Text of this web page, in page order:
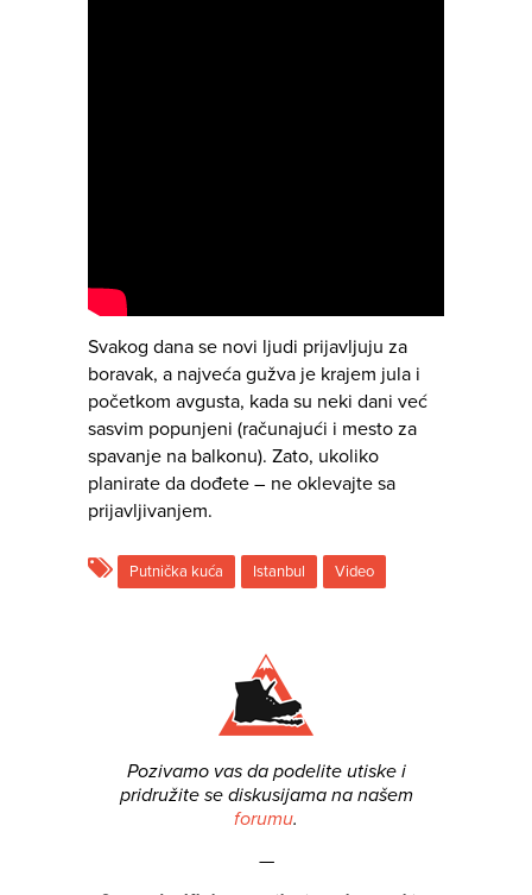
Svakog dana se novi ljudi prijavljuju za
boravak, a najveća gužva je krajem jula i
početkom avgusta, kada su neki dani već
sasvim popunjeni (računajući i mesto za
spavanje na balkonu). Zato, ukoliko
planirate da dođete – ne oklevajte sa
prijavljivanjem.
Putnička kuća Istanbul Video
Pozivamo vas da podelite utiske i
pridružite se diskusijama na našem
forumu.
—